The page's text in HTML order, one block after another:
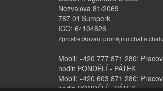
Nezvalova 81/2069
787 01 Šumperk
IČO: 64104826
Zprostředkování pronájmu chat a
Mobil: +420 777 871 280:
hodin PONDĚLÍ - PÁTEK
Mobil: +420 603 871 280:
hodin PONDĚLÍ - PÁTEK